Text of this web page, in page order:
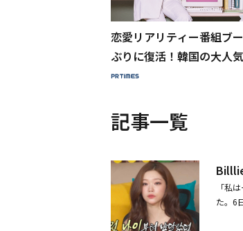
恋愛リアリティー番組ブ
ぶりに復活！韓国の大人
NAL 5』を4月21日よりU-
信決定
記事一覧
「私
た。6